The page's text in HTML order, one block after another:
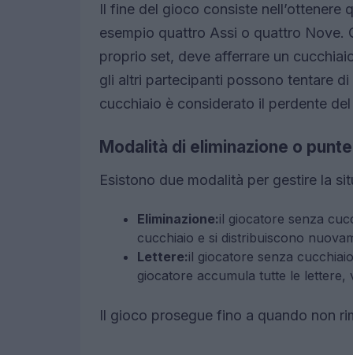
Il fine del gioco consiste nell’ottenere
esempio quattro Assi o quattro Nove.
proprio set, deve afferrare un
gli altri partecipanti possono tentare
cucchiaio è considerato il perdente del
Modalità di eliminazione o
Esistono due modalità per gestire la
Eliminazione:il giocatore senza
cucchiaio e si distribuiscono
Lettere:il giocatore senza
giocatore accumula tutte le lettere,
Il gioco prosegue fino a quando non